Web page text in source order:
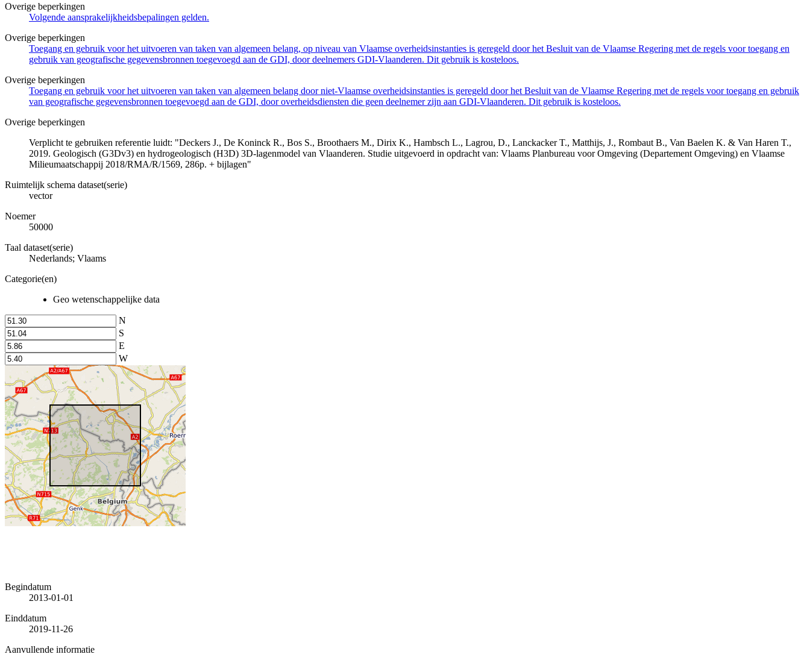
Overige beperkingen
Volgende aansprakelijkheidsbepalingen gelden.
Overige beperkingen
Toegang en gebruik voor het uitvoeren van taken van algemeen belang, op niveau van Vlaamse overheidsinstanties is geregeld door het Besluit van de Vlaamse Regering met de regels voor toegang en
gebruik van geografische gegevensbronnen toegevoegd aan de GDI, door deelnemers GDI-Vlaanderen. Dit gebruik is kosteloos.
Overige beperkingen
Toegang en gebruik voor het uitvoeren van taken van algemeen belang door niet-Vlaamse overheidsinstanties is geregeld door het Besluit van de Vlaamse Regering met de regels voor toegang en gebruik
van geografische gegevensbronnen toegevoegd aan de GDI, door overheidsdiensten die geen deelnemer zijn aan GDI-Vlaanderen. Dit gebruik is kosteloos.
Overige beperkingen
Verplicht te gebruiken referentie luidt: "Deckers J., De Koninck R., Bos S., Broothaers M., Dirix K., Hambsch L., Lagrou, D., Lanckacker T., Matthijs, J., Rombaut B., Van Baelen K. & Van Haren T.,
2019. Geologisch (G3Dv3) en hydrogeologisch (H3D) 3D-lagenmodel van Vlaanderen. Studie uitgevoerd in opdracht van: Vlaams Planbureau voor Omgeving (Departement Omgeving) en Vlaamse
Milieumaatschappij 2018/RMA/R/1569, 286p. + bijlagen"
Ruimtelijk schema dataset(serie)
vector
Noemer
50000
Taal dataset(serie)
Nederlands; Vlaams
Categorie(en)
Geo wetenschappelijke data
N
S
E
W
Begindatum
2013-01-01
Einddatum
2019-11-26
Aanvullende informatie